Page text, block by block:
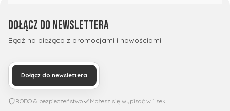
Dołącz do newslettera
Bądź na bieżąco z promocjami i nowościami.
Dołącz do newslettera
RODO & bezpieczeństwo Możesz się wypisać w 1 sek